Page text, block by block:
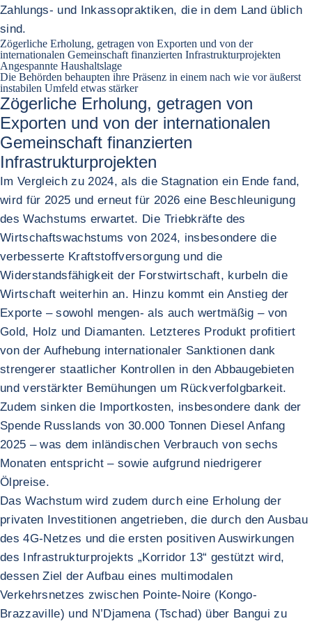
Zahlungs- und Inkassopraktiken, die in dem Land üblich
sind.
Zögerliche Erholung, getragen von Exporten und von der
internationalen Gemeinschaft finanzierten Infrastrukturprojekten
Angespannte Haushaltslage
Die Behörden behaupten ihre Präsenz in einem nach wie vor äußerst
instabilen Umfeld etwas stärker
Zögerliche Erholung, getragen von
Exporten und von der internationalen
Gemeinschaft finanzierten
Infrastrukturprojekten
Im Vergleich zu 2024, als die Stagnation ein Ende fand,
wird für 2025 und erneut für 2026 eine Beschleunigung
des Wachstums erwartet. Die Triebkräfte des
Wirtschaftswachstums von 2024, insbesondere die
verbesserte Kraftstoffversorgung und die
Widerstandsfähigkeit der Forstwirtschaft, kurbeln die
Wirtschaft weiterhin an. Hinzu kommt ein Anstieg der
Exporte – sowohl mengen- als auch wertmäßig – von
Gold, Holz und Diamanten. Letzteres Produkt profitiert
von der Aufhebung internationaler Sanktionen dank
strengerer staatlicher Kontrollen in den Abbaugebieten
und verstärkter Bemühungen um Rückverfolgbarkeit.
Zudem sinken die Importkosten, insbesondere dank der
Spende Russlands von 30.000 Tonnen Diesel Anfang
2025 – was dem inländischen Verbrauch von sechs
Monaten entspricht – sowie aufgrund niedrigerer
Ölpreise.
Das Wachstum wird zudem durch eine Erholung der
privaten Investitionen angetrieben, die durch den Ausbau
des 4G-Netzes und die ersten positiven Auswirkungen
des Infrastrukturprojekts „Korridor 13“ gestützt wird,
dessen Ziel der Aufbau eines multimodalen
Verkehrsnetzes zwischen Pointe-Noire (Kongo-
Brazzaville) und N’Djamena (Tschad) über Bangui zu